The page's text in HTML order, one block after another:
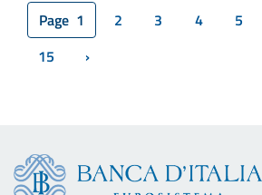
Page 1 2 3 4 5
15
Next page
›